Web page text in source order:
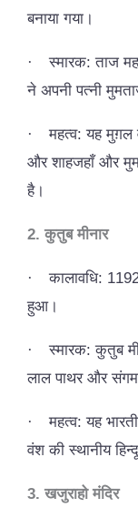
बनाया गया।
·
स्मारक: ताज
ने अपनी पत्नी
·
महत्व: यह मुग़ल
और शाहजहाँ और
है।
2. कुतुब मीनार
·
कालावधि:
हुआ।
·
स्मारक: कुतुब
लाल पाथर और
·
महत्व: यह
वंश की स्थानीय
3. खजुराहो मंदिर